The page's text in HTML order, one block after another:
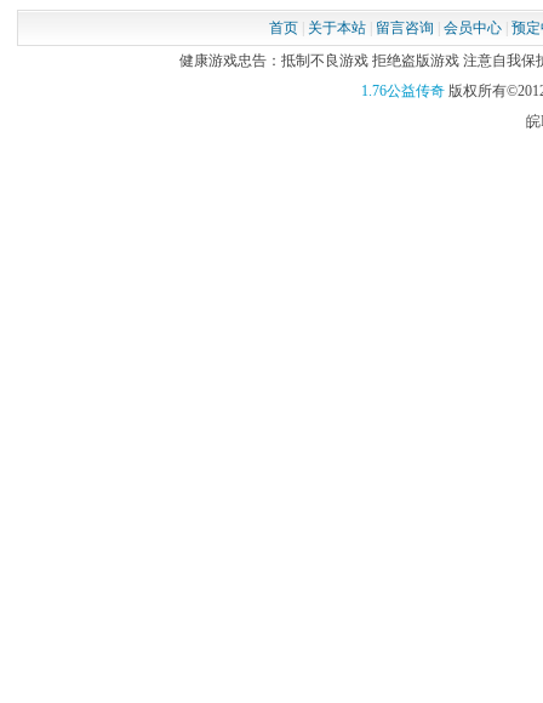
首页| 关于本站| 留言咨询 会员中心| 预
健康游戏忠告：抵制不良游戏 拒绝盗版游戏 注意自我保
1.76公益传奇版权所有
皖